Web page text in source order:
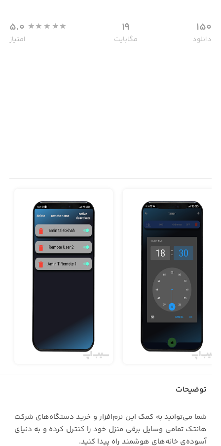
150
دانلود
19
مگابایت
5.0
امتیاز
توضیحات
شما می‌توانید به کمک این نرم‌افزار و خرید دستگاه‌های شرکت
هانتک تمامی وسایل برقی منزل خود را کنترل کرده و به دنیای
آسوده‌ی خانه‌های هوشمند راه پیدا کنید.